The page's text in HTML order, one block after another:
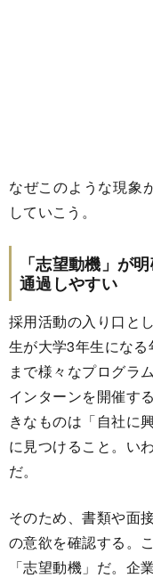
なぜこのような現象
していこう。
「志望動機」が
通過しやすい
採用活動の入り口と
生が大学3年生にな
まで様々なプログラ
インターンを開催す
きなものは「自社に
に見つけること。い
だ。
そのため、書類や面
の意欲を確認する。
「志望動機」だ。企